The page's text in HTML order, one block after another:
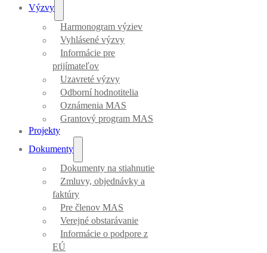
Výzvy
Harmonogram výziev
Vyhlásené výzvy
Informácie pre
prijímateľov
Uzavreté výzvy
Odborní hodnotitelia
Oznámenia MAS
Grantový program MAS
Projekty
Dokumenty
Dokumenty na stiahnutie
Zmluvy, objednávky a
faktúry
Pre členov MAS
Verejné obstarávanie
Informácie o podpore z
EÚ